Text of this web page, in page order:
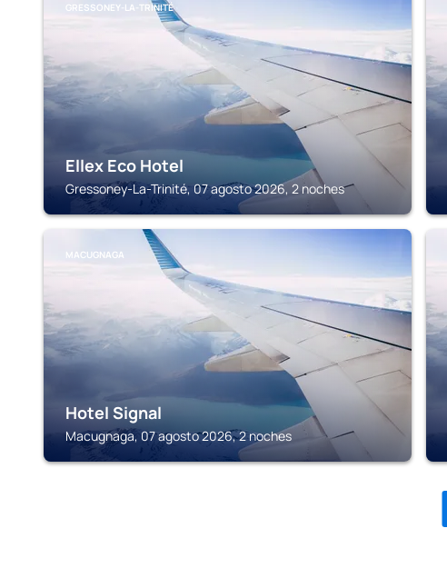
GRESSONEY-LA-TRINITÉ
Ellex Eco Hotel
Gressoney-La-Trinité, 07 agosto 2026, 2 noches
MACUGNAGA
Hotel Signal
Macugnaga, 07 agosto 2026, 2 noches